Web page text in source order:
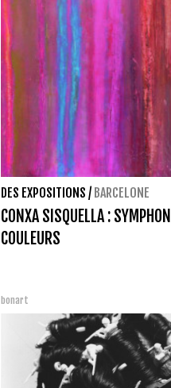
DES EXPOSITIONS / BARCELONE
CONXA SISQUELLA :
COULEURS
bonart